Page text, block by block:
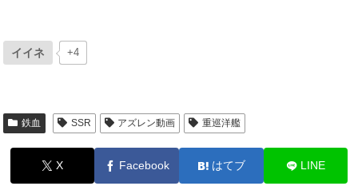
イイネ +4
鉄血 SSR アズレン動画 重巡洋艦
X Facebook はてブ LINE